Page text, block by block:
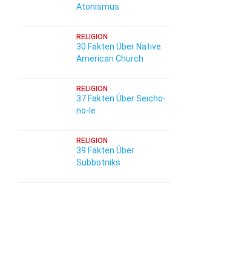
Atonismus
RELIGION
30 Fakten Über Native
American Church
RELIGION
37 Fakten Über Seicho-
no-Ie
RELIGION
39 Fakten Über
Subbotniks